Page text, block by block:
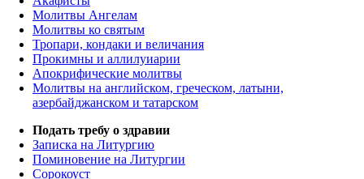
Молитвы Ангелам
Молитвы ко святым
Тропари, кондаки и величания
Прокимны и аллилуиарии
Апокрифические молитвы
Молитвы на английском, греческом, латыни,
азербайджанском и татарском
Подать требу о здравии
Записка на Литургию
Поминовение на Литургии
Сорокоуст